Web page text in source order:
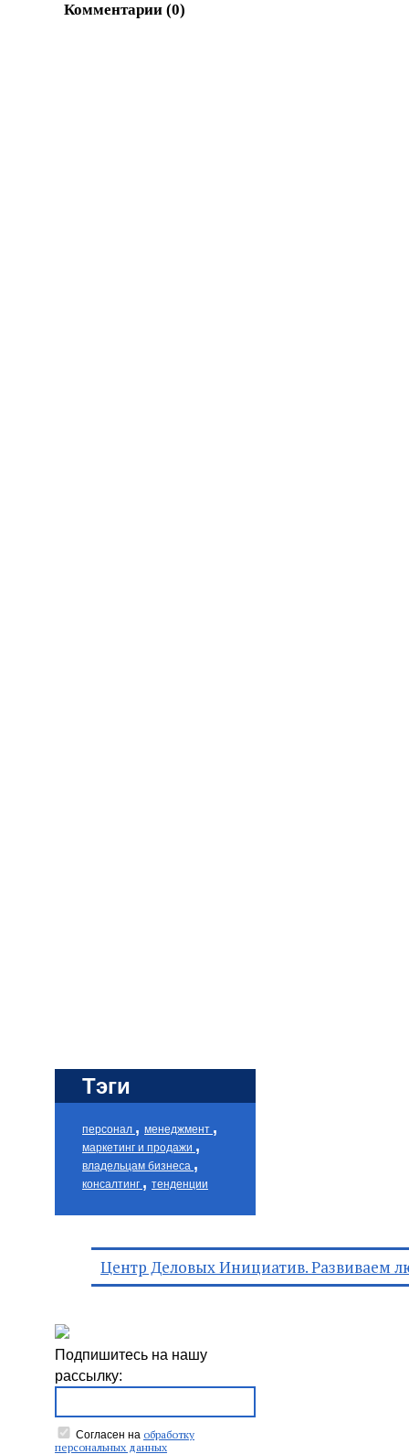
Комментарии (0)
Тэги
персонал , менеджмент ,
маркетинг и продажи ,
владельцам бизнеса ,
консалтинг , тенденции
Центр Деловых Инициатив. Развиваем
Подпишитесь на нашу
рассылку:
Согласен на обработку
персональных данных